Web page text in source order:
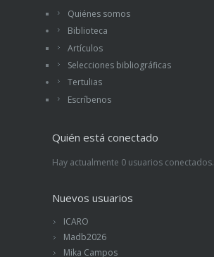
Quiénes somos
Biblioteca
Artículos
Selecciones bibliográficas
Tertulias
Escríbenos
Quién está conectado
Hay actualmente 0 usuarios conectados.
Nuevos usuarios
ICARO
Madb2026
Mika Campos